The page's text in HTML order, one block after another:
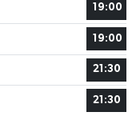
19:00
19:00
21:30
21:30